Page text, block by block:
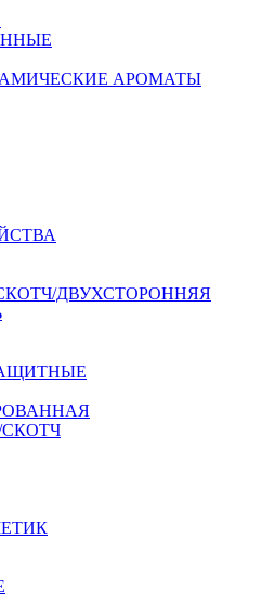
АРОМАТЫ
ДВУХСТОРОННЯЯ